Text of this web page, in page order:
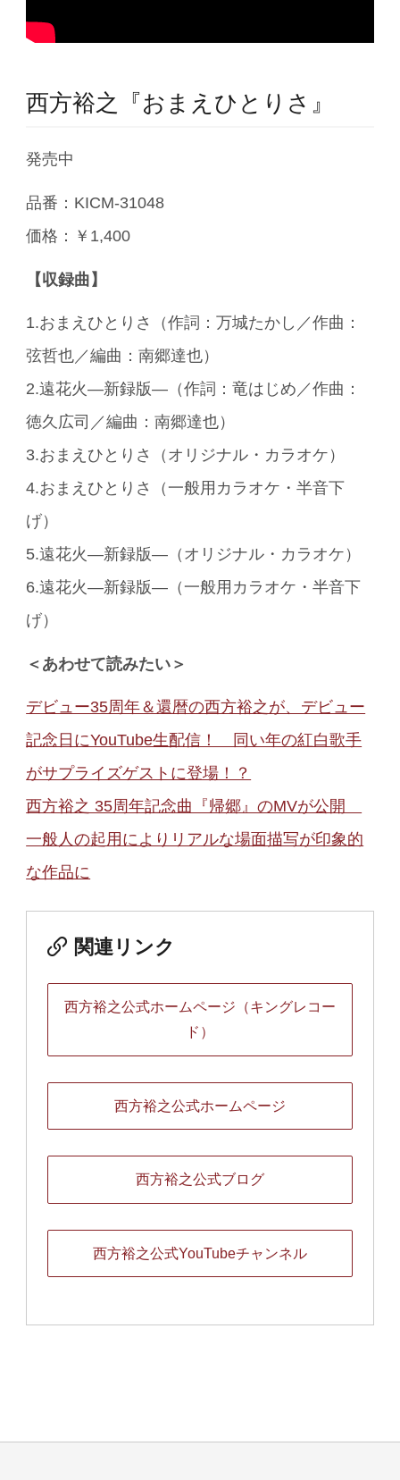
西方裕之『おまえひとりさ』
発売中
品番：KICM-31048
価格：￥1,400
【収録曲】
1.おまえひとりさ（作詞：万城たかし／作曲：
弦哲也／編曲：南郷達也）
2.遠花火―新録版―（作詞：竜はじめ／作曲：
徳久広司／編曲：南郷達也）
3.おまえひとりさ（オリジナル・カラオケ）
4.おまえひとりさ（一般用カラオケ・半音下
げ）
5.遠花火―新録版―（オリジナル・カラオケ）
6.遠花火―新録版―（一般用カラオケ・半音下
げ）
＜あわせて読みたい＞
デビュー35周年＆還暦の西方裕之が、デビュー
記念日にYouTube生配信！ 同い年の紅白歌手
がサプライズゲストに登場！？
西方裕之 35周年記念曲『帰郷』のMVが公開
一般人の起用によりリアルな場面描写が印象的
な作品に
関連リンク
西方裕之公式ホームページ（キングレコー
ド）
西方裕之公式ホームページ
西方裕之公式ブログ
西方裕之公式YouTubeチャンネル